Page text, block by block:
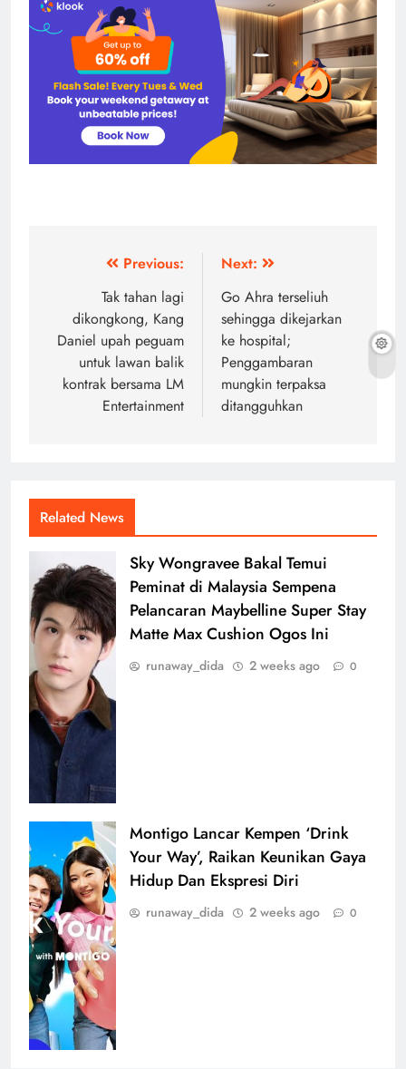
navigation
Previous:
Tak tahan lagi
dikongkong, Kang
Daniel upah peguam
untuk lawan balik
kontrak bersama LM
Entertainment
Next:
Go Ahra terseliuh
sehingga dikejarkan
ke hospital;
Penggambaran
mungkin terpaksa
ditangguhkan
Related News
Sky Wongravee Bakal Temui
Peminat di Malaysia Sempena
Pelancaran Maybelline Super Stay
Matte Max Cushion Ogos Ini
runaway_dida 2 weeks ago 0
Montigo Lancar Kempen ‘Drink
Your Way’, Raikan Keunikan Gaya
Hidup Dan Ekspresi Diri
runaway_dida 2 weeks ago 0